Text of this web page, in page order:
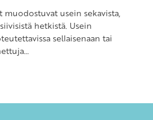
usein sekavista,
hetkistä. Usein
sellaisenaan tai